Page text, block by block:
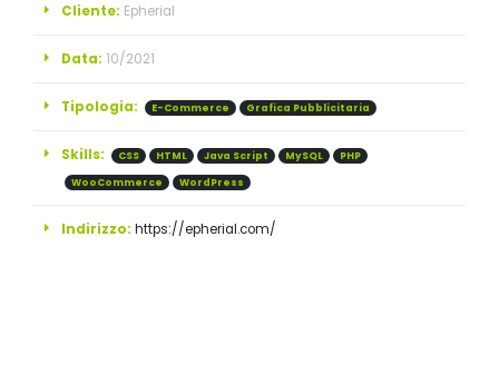
Cliente: Epherial
Data: 10/2021
Tipologia: E-Commerce Grafica Pubblicitaria
Skills: CSS HTML Java Script MySQL
PHP
WooCommerce
WordPress
Indirizzo: https://epherial.com/